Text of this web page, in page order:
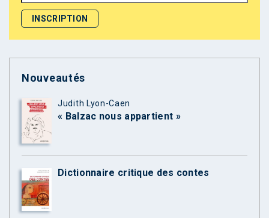
Nouveautés
Judith Lyon-Caen
« Balzac nous appartient »
Dictionnaire critique des contes